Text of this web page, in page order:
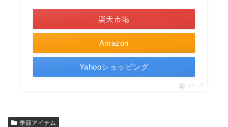
Amazon
楽天市場
Yahooショッピング
ポチップ
季節アイテム